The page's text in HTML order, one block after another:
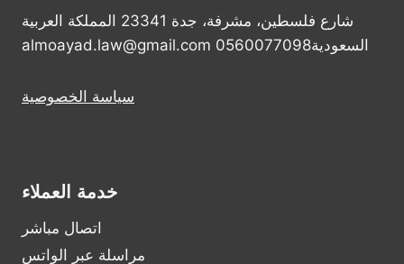
شارع فلسطين، مشرفة، جدة 23341 المملكة العربية
السعودية0560077098 almoayad.law@gmail.com
سياسة الخصوصية
خدمة العملاء
اتصال مباشر
مراسلة عبر الواتس